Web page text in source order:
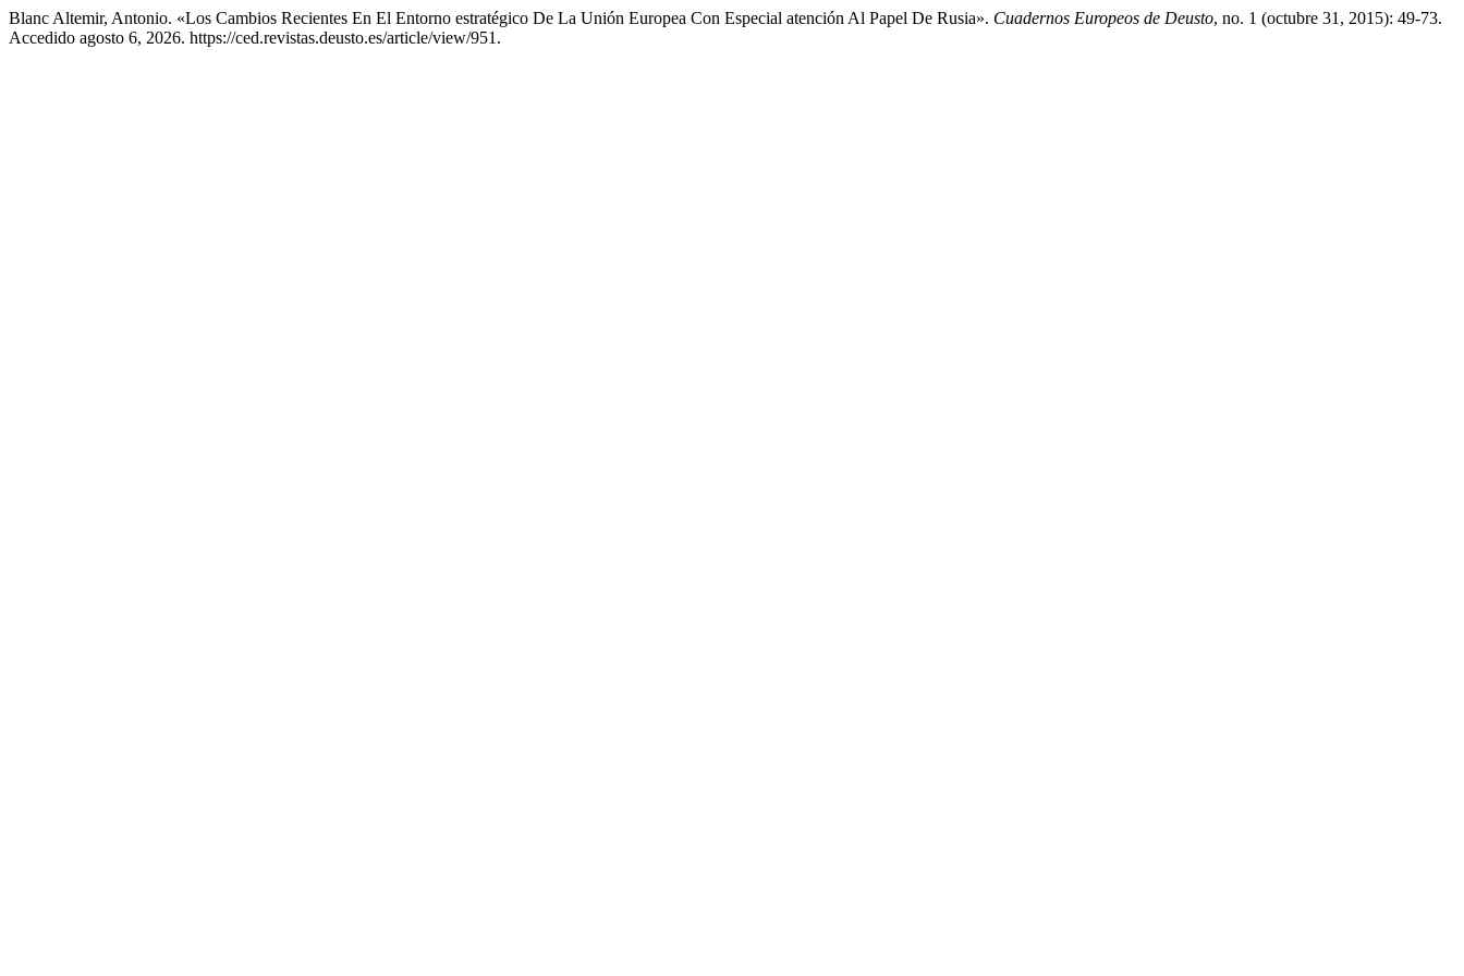
Blanc Altemir, Antonio. «Los Cambios Recientes En El Entorno estratégico De La Unión Europea Con Especial atención Al Papel De Rusia». Cuadernos Europeos de Deusto, no. 1 (octubre 31, 2015): 49-73.
Accedido agosto 6, 2026. https://ced.revistas.deusto.es/article/view/951.